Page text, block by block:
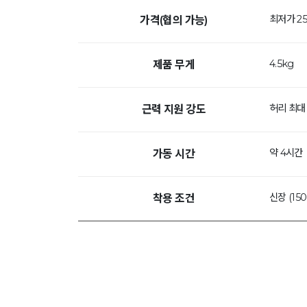
가격(협의 가능) 최저가
제품 무게 4.5kg
근력 지원 강도 허리 최
가동 시간 약 4시간
착용 조건 신장